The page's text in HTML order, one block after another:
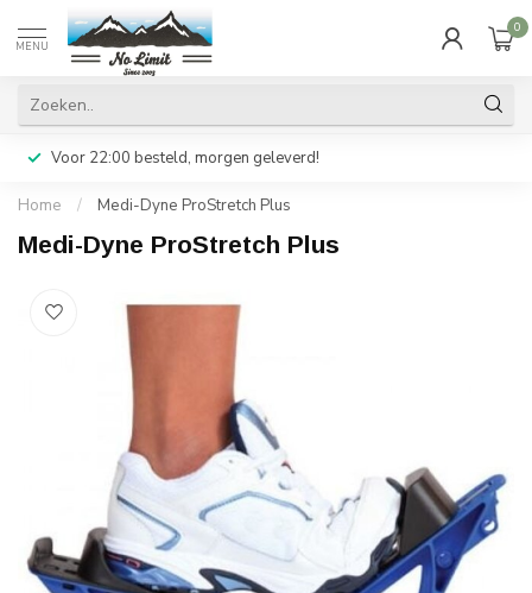
MENU
0
Voor 22:00 besteld, morgen geleverd!
Home / Medi-Dyne ProStretch Plus
Medi-Dyne ProStretch Plus